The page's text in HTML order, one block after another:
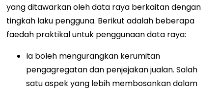
yang ditawarkan oleh data raya berkaitan dengan
tingkah laku pengguna. Berikut adalah beberapa
faedah praktikal untuk penggunaan data raya:
Ia boleh mengurangkan kerumitan
pengagregatan dan penjejakan jualan. Salah
satu aspek yang lebih membosankan dalam